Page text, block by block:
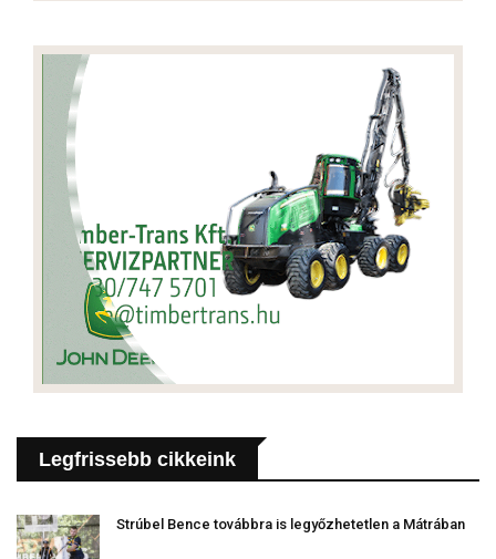
Legfrissebb cikkeink
Strúbel Bence továbbra is legyőzhetetlen a Mátrában